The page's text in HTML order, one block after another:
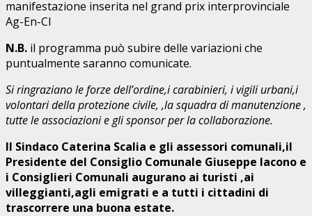
manifestazione inserita nel grand prix interprovinciale
Ag-En-Cl
N.B. il programma può subire delle variazioni che
puntualmente saranno comunicate.
Si ringraziano le forze dell’ordine,i carabinieri, i vigili urbani,i
volontari della protezione civile, ,la squadra di manutenzione ,
tutte le associazioni e gli sponsor per la collaborazione.
Il Sindaco Caterina Scalia e gli assessori comunali,il
Presidente del Consiglio Comunale Giuseppe Iacono e
i Consiglieri Comunali augurano ai turisti ,ai
villeggianti,agli emigrati e a tutti i cittadini di
trascorrere una buona estate.